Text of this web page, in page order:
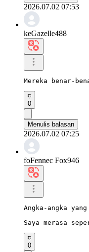
2026.07.02 07:53
keGazelle488
Mereka benar-
0
Menulis balasan
2026.07.02 07:25
foFennec Fox946
Angka-angka
Saya merasa
0